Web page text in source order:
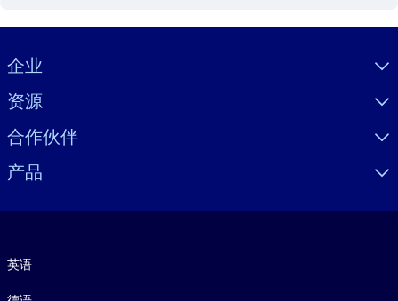
Visually hidden Text
企业
资源
合作伙伴
产品
英语